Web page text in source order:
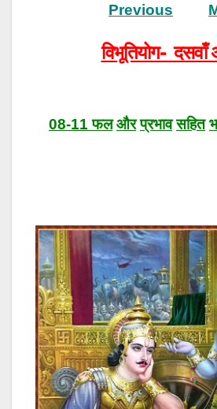
Previous
विभूतियोग- दसवाँ
08-11फल और प्रभाव सहित